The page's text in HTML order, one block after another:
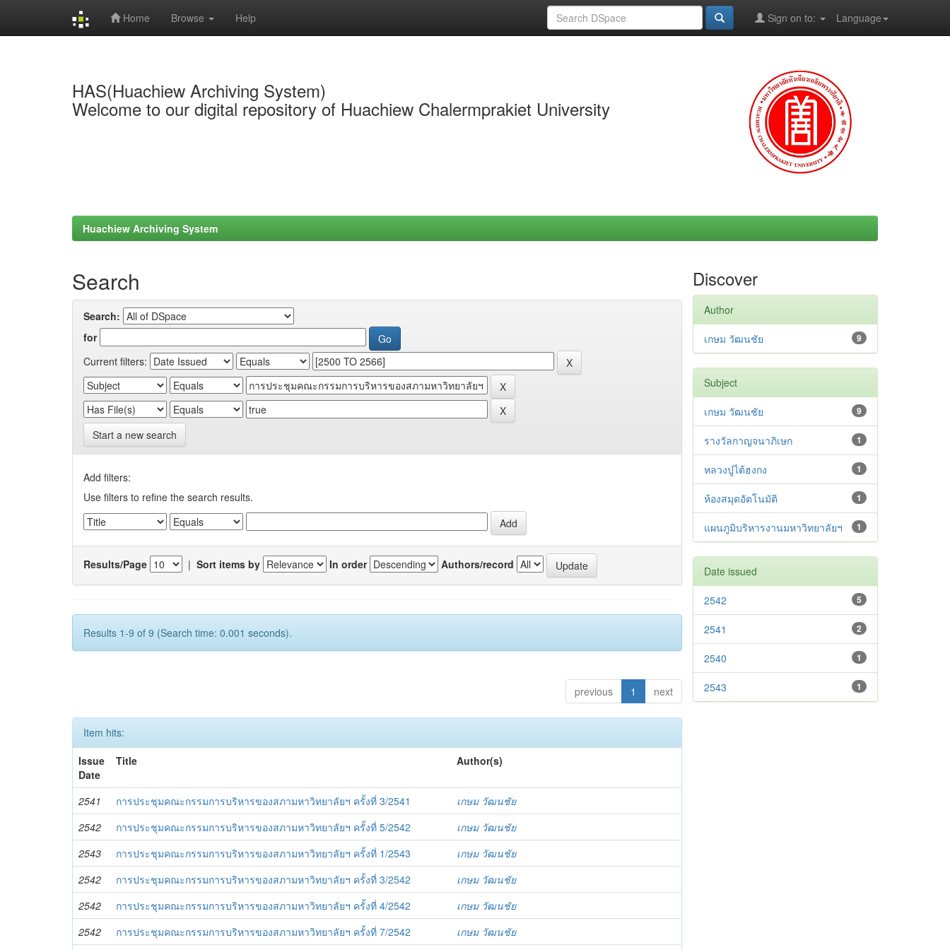
Home Browse Help Language
Sign on to:
HAS(Huachiew Archiving System)
Welcome to our digital repository of Huachiew Chalermprakiet University
Huachiew Archiving System
Search
Search:
for
Current filters:
Start a new search
Add filters:
Use filters to refine the search results.
Results/Page | Sort items by In order Authors/record
Results 1-9 of 9 (Search time: 0.001 seconds).
previous 1 next
Item hits:
Issue
Date
Title Author(s)
2541 การประชุมคณะกรรมการบริหารของสภามหาวิทยาลัยฯ ครั้งที่ 3/2541
เกษม วัฒนชัย
2542
การประชุมคณะกรรมการบริหารของสภามหาวิทยาลัยฯ ครั้งที่ 5/2542
เกษม วัฒนชัย
2543
การประชุมคณะกรรมการบริหารของสภามหาวิทยาลัยฯ ครั้งที่ 1/2543
เกษม วัฒนชัย
2542
การประชุมคณะกรรมการบริหารของสภามหาวิทยาลัยฯ ครั้งที่ 3/2542
เกษม วัฒนชัย
2542
การประชุมคณะกรรมการบริหารของสภามหาวิทยาลัยฯ ครั้งที่ 4/2542
เกษม วัฒนชัย
2542
การประชุมคณะกรรมการบริหารของสภามหาวิทยาลัยฯ ครั้งที่ 7/2542 เกษม วัฒนชัย
Discover
Author
9
เกษม วัฒนชัย
Subject
9
เกษม วัฒนชัย
1
รางวัลกาญจนาภิเษก
1
หลวงปู่ไต้ฮงกง
1
ห้องสมุดอัตโนมัติ
1
แผนภูมิบริหารงานมหาวิทยาลัยฯ
Date issued
5
2542
2
2541
1
2540
1
2543